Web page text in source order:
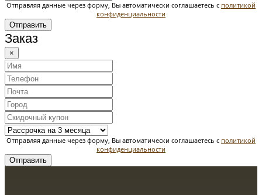
Отправляя данные через форму, Вы автоматически соглашаетесь с политикой
конфиденциальности
Отправить
Заказ
×
Отправляя данные через форму, Вы автоматически соглашаетесь с политикой
конфиденциальности
Отправить